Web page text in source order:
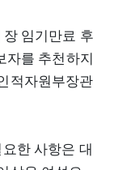
임기만료 후
를 추천하지
적자원부장관
한 사항은 대